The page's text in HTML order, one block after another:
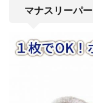
マナスリーパー